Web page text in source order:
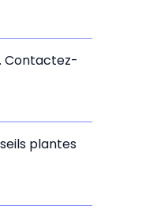
Contactez-
plantes